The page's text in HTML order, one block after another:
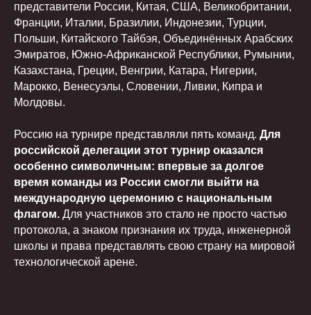
представители России, Китая, США, Великобритании,
Франции, Италии, Бразилии, Индонезии, Турции,
Польши, Китайского Тайбэя, Объединённых Арабских
Эмиратов, Южно-Африканской Республики, Румынии,
Казахстана, Греции, Венгрии, Катара, Нигерии,
Марокко, Венесуэлы, Словении, Ливии, Кипра и
Молдовы.
Россию на турнире представляли пять команд. Для
российской делегации этот турнир оказался
особенно символичным: впервые за долгое
время команды из России смогли выйти на
международную церемонию с национальным
флагом. Для участников это стало не просто частью
протокола, а знаком признания их труда, инженерной
школы и права представлять свою страну на мировой
технологической арене.